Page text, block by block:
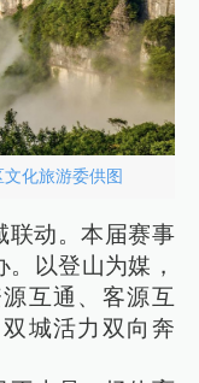
化旅游委供图
联动。本届赛事
以登山为媒，
互通、客源互
城活力双向奔